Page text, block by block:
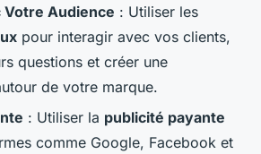
Audience : Utiliser les
pour interagir avec vos clients,
questions et créer une
de votre marque.
: Utiliser la publicité payante
comme Google, Facebook et